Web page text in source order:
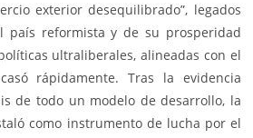
exterior desequilibrado”, legados
país reformista y de su prosperidad
ultraliberales, alineadas con el
rápidamente. Tras la evidencia
de todo un modelo de desarrollo, la
como instrumento de lucha por el